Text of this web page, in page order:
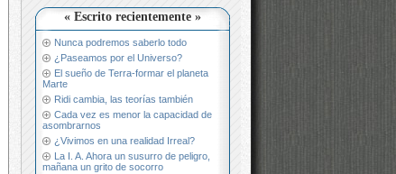
« Escrito recientemente »
Nunca podremos saberlo todo
¿Paseamos por el Universo?
El sueño de Terra-formar el planeta
Marte
Ridi cambia, las teorías también
Cada vez es menor la capacidad de
asombrarnos
¿Vivimos en una realidad Irreal?
La I. A. Ahora un susurro de peligro,
mañana un grito de socorro